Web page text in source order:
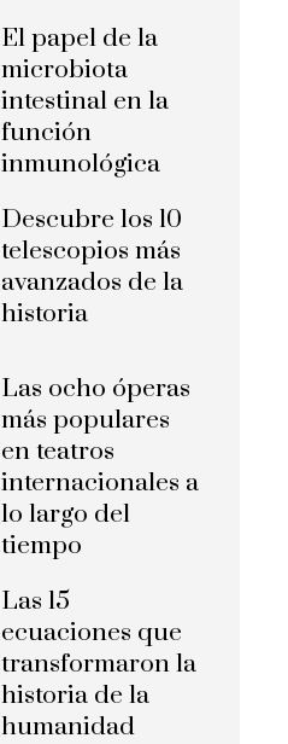
El papel de la
microbiota
intestinal en la
función
inmunológica
Descubre los 10
telescopios más
avanzados de la
historia
Las ocho óperas
más populares
en teatros
internacionales a
lo largo del
tiempo
Las 15
ecuaciones que
transformaron la
historia de la
humanidad